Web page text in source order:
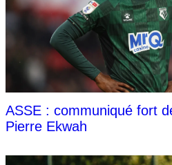
ASSE : communiqué fort
Pierre Ekwah